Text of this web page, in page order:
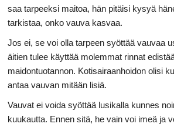
saa tarpeeksi maitoa, hän pitäisi kysyä
tarkistaa, onko vauva kasvaa.
Jos ei, se voi olla tarpeen syöttää vauvaa
äitien tulee käyttää molemmat rinnat
maidontuotannon. Kotisairaanhoidon olisi
antaa vauvan mitään lisiä.
Vauvat ei voida syöttää lusikalla kunnes
kuukautta. Ennen sitä, he vain voi imeä ja